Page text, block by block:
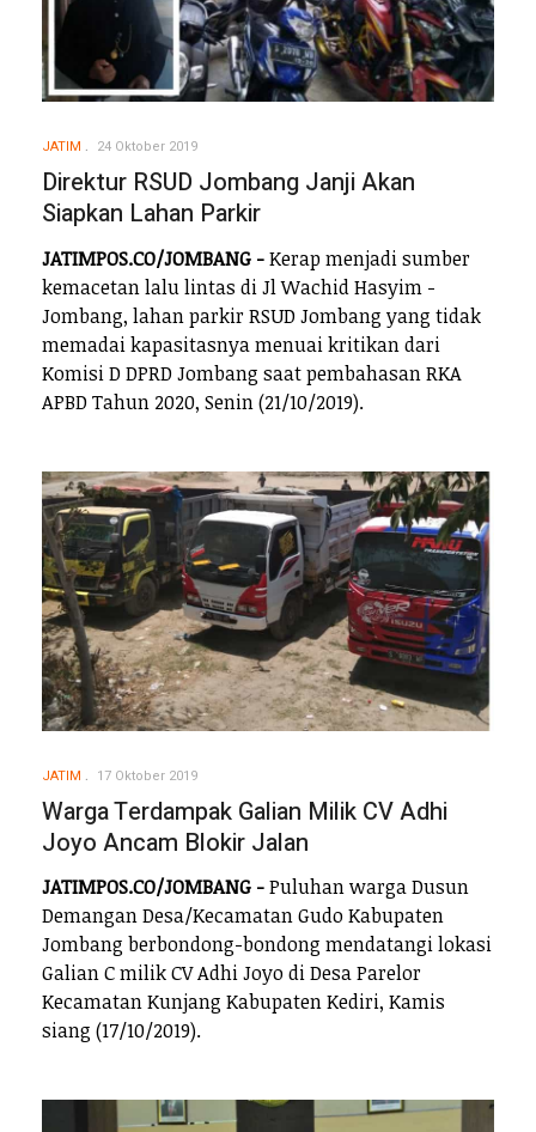
JATIM 24 Oktober 2019
Direktur RSUD Jombang Janji Akan
Siapkan Lahan Parkir
JATIMPOS.CO/JOMBANG -Kerap menjadi sumber
kemacetan lalu lintas di Jl Wachid Hasyim -
Jombang, lahan parkir RSUD Jombang yang tidak
memadai kapasitasnya menuai kritikan dari
Komisi D DPRD Jombang saat pembahasan RKA
APBD Tahun 2020, Senin (21/10/2019).
JATIM 17 Oktober 2019
Warga Terdampak Galian Milik CV Adhi
Joyo Ancam Blokir Jalan
JATIMPOS.CO/JOMBANG -Puluhan warga Dusun
Demangan Desa/Kecamatan Gudo Kabupaten
Jombang berbondong-bondong mendatangi lokasi
Galian C milik CV Adhi Joyo di Desa Parelor
Kecamatan Kunjang Kabupaten Kediri, Kamis
siang (17/10/2019).